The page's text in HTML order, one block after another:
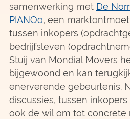
samenwerking met De
PIANOo, een
tussen inkopers
bedrijfsleven
Stuij van Mondial Movers
bijgewoond en kan
enerverende gebeurtenis.
discussies, tussen
ook de wil om tot concrete